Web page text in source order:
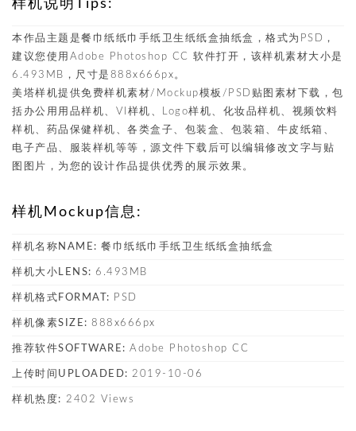
样机说明Tips:
本作品主题是餐巾纸纸巾手纸卫生纸纸盒抽纸盒，格式为PSD，
建议您使用Adobe Photoshop CC 软件打开，该样机素材大小是
6.493MB，尺寸是888x666px。
美塔样机提供免费样机素材/Mockup模板/PSD贴图素材下载，包
括办公用用品样机、VI样机、Logo样机、化妆品样机、视频饮料
样机、药品保健样机、各类盒子、包装盒、包装箱、牛皮纸箱、
电子产品、服装样机等等，源文件下载后可以编辑修改文字与贴
图图片，为您的设计作品提供优秀的展示效果。
样机Mockup信息:
样机名称NAME: 餐巾纸纸巾手纸卫生纸纸盒抽纸盒
样机大小LENS: 6.493MB
样机格式FORMAT: PSD
样机像素SIZE: 888x666px
推荐软件SOFTWARE: Adobe Photoshop CC
上传时间UPLOADED: 2019-10-06
样机热度: 2402 Views